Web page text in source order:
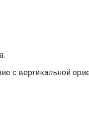
с вертикальной